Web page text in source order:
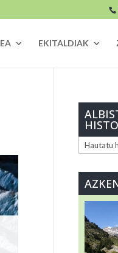
EKITALDIAK